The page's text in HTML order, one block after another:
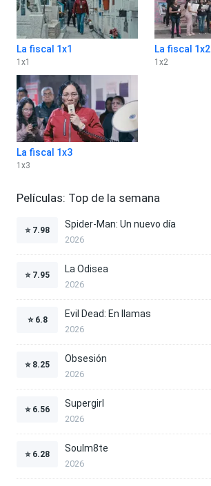
La fiscal 1x1
1 x1
La fiscal 1x2
1 x2
La fiscal 1x3
1 x3
Películas: Top de la semana
⭐ 7.98
Spider-Man: Un nuevo día
2026
⭐ 7.95
La Odisea
2026
⭐ 6.8
Evil Dead: En llamas
2026
⭐ 8.25
Obsesión
2026
⭐ 6.56
Supergirl
2026
⭐ 6.28
Soulm8te
2026